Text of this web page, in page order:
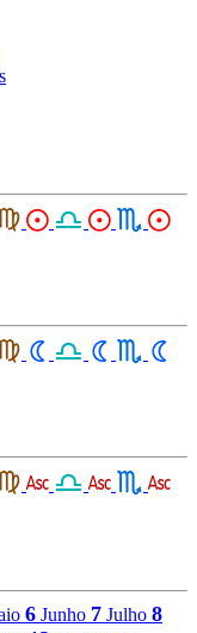
6 Junho 7 Julho 8